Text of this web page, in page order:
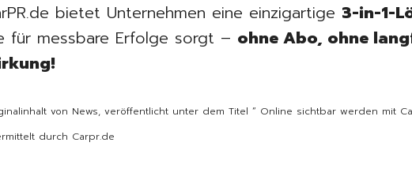
bietet Unternehmen eine einzigartige 3-in-1-
für messbare Erfolge sorgt – ohne Abo, ohne
von News, veröffentlicht unter dem Titel “ Online sichtbar werden mit
durch Carpr.de